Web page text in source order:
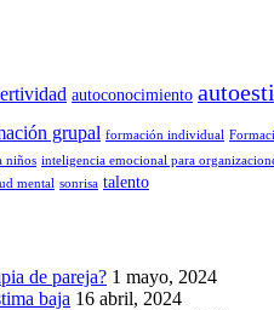
autoconocimiento
grupal formación individual
niños inteligencia emocional para
mental sonrisa talento
de pareja? 1 mayo, 2024
baja 16 abril, 2024